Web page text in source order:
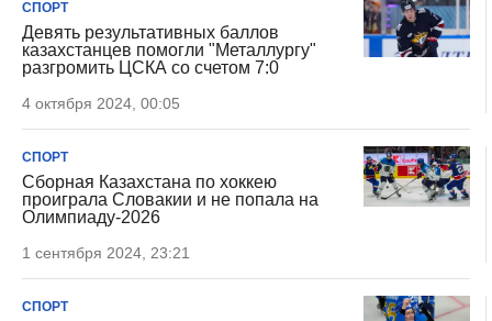
СПОРТ
Девять результативных баллов
казахстанцев помогли "Металлургу"
разгромить ЦСКА со счетом 7:0
4 октября 2024, 00:05
СПОРТ
Сборная Казахстана по хоккею
проиграла Словакии и не попала на
Олимпиаду-2026
1 сентября 2024, 23:21
СПОРТ